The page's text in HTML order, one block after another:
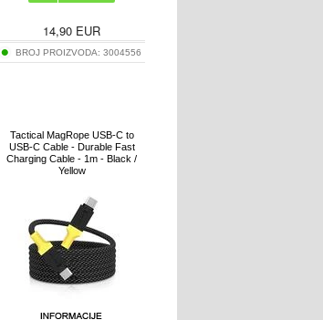
14,90 EUR
BROJ PROIZVODA:3004556
Tactical MagRope USB-C to
USB-C Cable - Durable Fast
Charging Cable - 1m - Black /
Yellow